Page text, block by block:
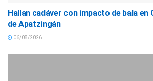
Hallan cadáver con impacto de bala en
de Apatzingán
06/08/2026